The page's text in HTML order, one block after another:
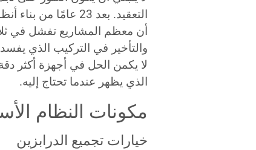
التعقيد. بعد 23
أن معظم المشاريع تفشل في
والتأخير في التركيب الذي
لا يكمن الحل في أجهزة أكثر
الذي يظهر عندما تحتاج إليه.
مكونات النظام
خيارات تجميع الدرابزين